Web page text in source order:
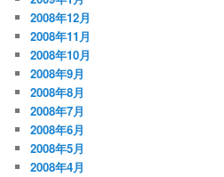
2008年12月
2008年11月
2008年10月
2008年9月
2008年8月
2008年7月
2008年6月
2008年5月
2008年4月